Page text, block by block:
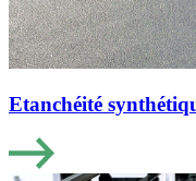
Etanchéité